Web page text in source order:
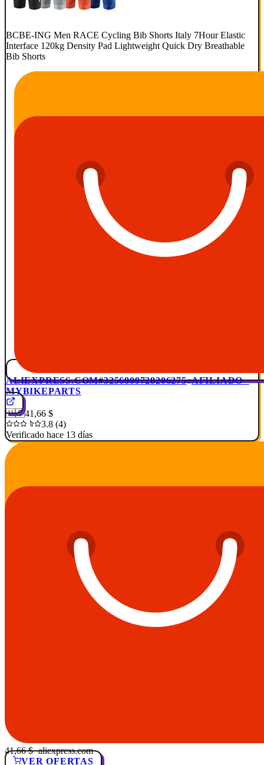
BCBE-ING Men RACE Cycling Bib Shorts Italy 7Hour Elastic
Interface 120kg Density Pad Lightweight Quick Dry Breathable
Bib Shorts
ALIEXPRESS.COM#3256809728206275 AFILIADO ·
MYBIKEPARTS
🇺🇸41,66 $
3.8 (4)
Verificado hace 13 días
41,66 $· aliexpress.com
VER OFERTAS